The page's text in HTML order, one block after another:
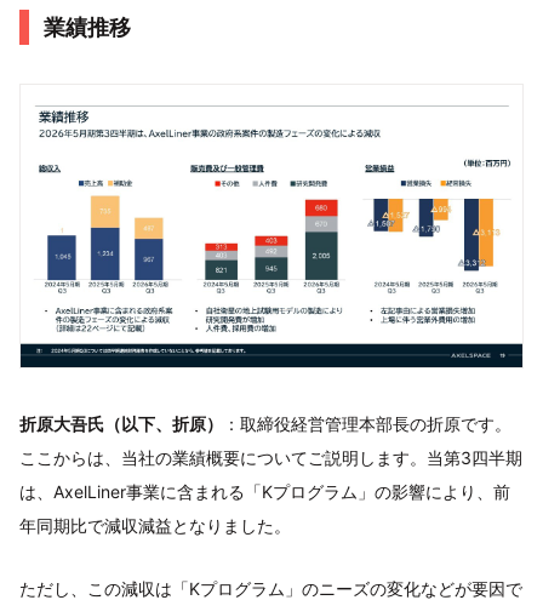
業績推移
折原大吾氏（以下、折原）
：取締役経営管理本部長の折原です。
ここからは、当社の業績概要についてご説明します。当第3四半期
は、AxelLiner事業に含まれる「Kプログラム」の影響により、前
年同期比で減収減益となりました。
ただし、この減収は「Kプログラム」のニーズの変化などが要因で